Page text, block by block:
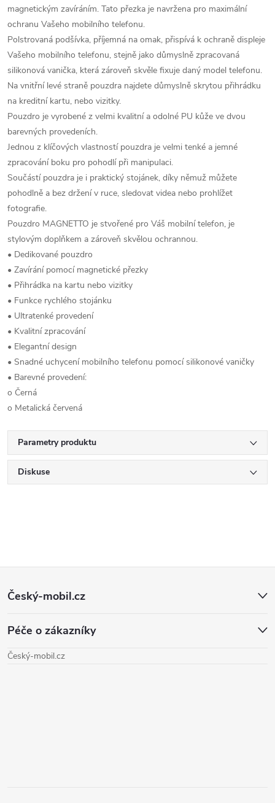
magnetickým zavíráním. Tato přezka je navržena pro maximální
ochranu Vašeho mobilního telefonu.
Polstrovaná podšívka, příjemná na omak, přispívá k ochraně displeje
Vašeho mobilního telefonu, stejně jako důmyslně zpracovaná
silikonová vanička, která zároveň skvěle fixuje daný model telefonu.
Na vnitřní levé straně pouzdra najdete důmyslně skrytou přihrádku
na kreditní kartu, nebo vizitky.
Pouzdro je vyrobené z velmi kvalitní a odolné PU kůže ve dvou
barevných provedeních.
Jednou z klíčových vlastností pouzdra je velmi tenké a jemné
zpracování boku pro pohodlí při manipulaci.
Součástí pouzdra je i praktický stojánek, díky němuž můžete
pohodlně a bez držení v ruce, sledovat videa nebo prohlížet
fotografie.
Pouzdro MAGNETTO je stvořené pro Váš mobilní telefon, je
stylovým doplňkem a zároveň skvělou ochrannou.
• Dedikované pouzdro
• Zavírání pomocí magnetické přezky
• Přihrádka na kartu nebo vizitky
• Funkce rychlého stojánku
• Ultratenké provedení
• Kvalitní zpracování
• Elegantní design
• Snadné uchycení mobilního telefonu pomocí silikonové vaničky
• Barevné provedení:
o Černá
o Metalická červená
Parametry produktu
Diskuse
Z
p
Český-mobil.cz
Péče o zákazníky
Český-mobil.cz